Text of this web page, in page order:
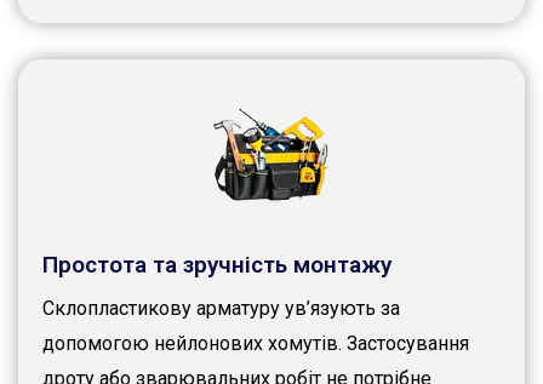
Простота та зручність монтажу
Склопластикову арматуру ув’язують за
допомогою нейлонових хомутів. Застосування
дроту або зварювальних робіт не потрібне